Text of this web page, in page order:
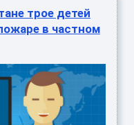
трое детей
в частном